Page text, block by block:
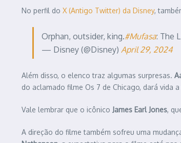
No perfil do X (Antigo Twitter) da Disney,
Orphan, outsider, king.#Mufasa: The
— Disney (@Disney) April 29, 2024
Além disso, o elenco traz algumas surpresas.
do aclamado filme Os 7 de Chicago, dará vida
Vale lembrar que o icônico James Earl Jones,
A direção do filme também sofreu uma